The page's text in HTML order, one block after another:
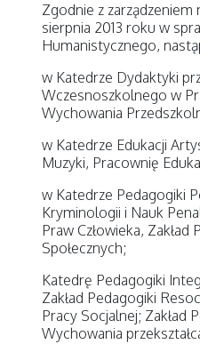
Zgodnie z
sierpnia 2013 roku w
Humanistycznego,
w Katedrze Dydaktyki
Wczesnoszkolnego w
Wychowania
w Katedrze Edukacji
Muzyki, Pracownię
w Katedrze Pedagogiki
Kryminologii i Nauk
Praw Człowieka,
Społecznych;
Katedrę Pedagogiki
Zakład Pedagogiki
Pracy Socjalnej; Zakład
Wychowania